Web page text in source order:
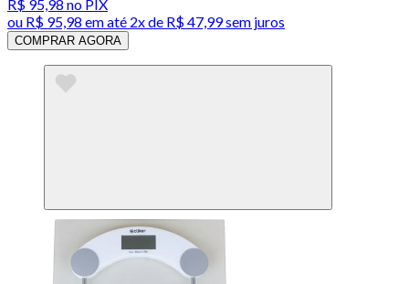
R$ 95,98 no PIX
ou R$ 95,98 em até 2x de R$ 47,99 sem juros
COMPRAR AGORA